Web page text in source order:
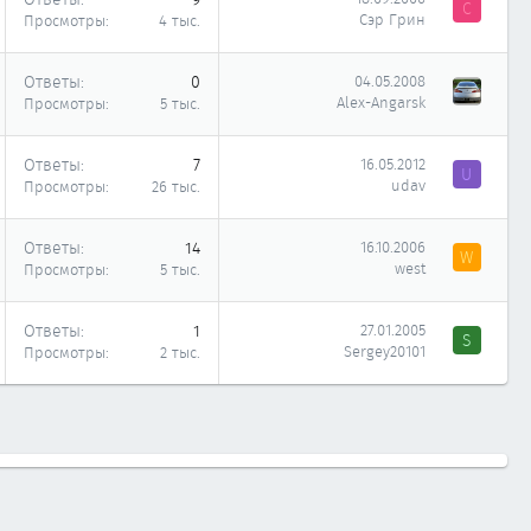
Просмотры 4 тыс.
Сэр Грин
С
Ответы 0
Просмотры 5 тыс.
04.05.2008
Alex-Angarsk
Ответы 7
Просмотры 26 тыс.
16.05.2012
udav
U
Ответы 14
Просмотры 5 тыс.
16.10.2006
west
W
Ответы 1
Просмотры 2 тыс.
27.01.2005
Sergey20101
S